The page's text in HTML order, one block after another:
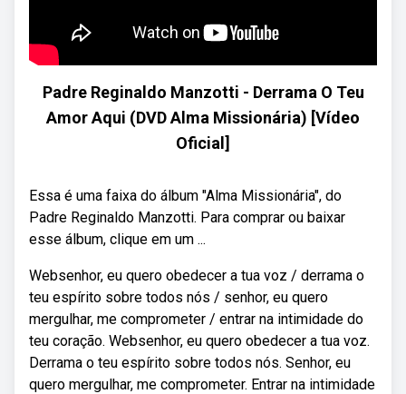
Padre Reginaldo Manzotti - Derrama O Teu
Amor Aqui (DVD Alma Missionária) [Vídeo
Oficial]
Essa é uma faixa do álbum "Alma Missionária", do
Padre Reginaldo Manzotti. Para comprar ou baixar
esse álbum, clique em um ...
Websenhor, eu quero obedecer a tua voz / derrama o
teu espírito sobre todos nós / senhor, eu quero
mergulhar, me comprometer / entrar na intimidade do
teu coração. Websenhor, eu quero obedecer a tua voz.
Derrama o teu espírito sobre todos nós. Senhor, eu
quero mergulhar, me comprometer. Entrar na intimidade